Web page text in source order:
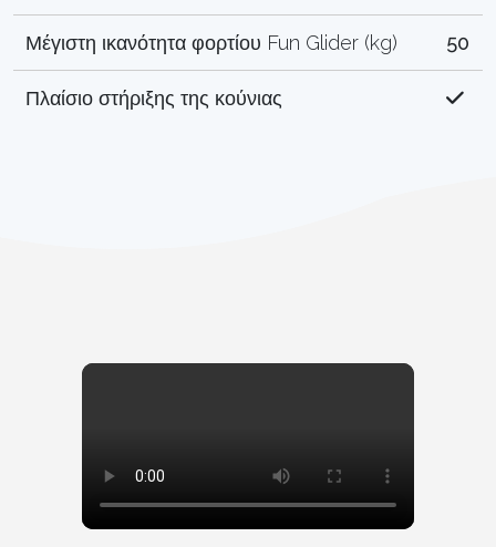
Μέγιστη ικανότητα φορτίου Fun Glider (kg) 50
Πλαίσιο στήριξης της κούνιας